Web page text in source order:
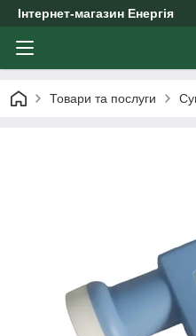
Інтернет-магазин Енергія
Товари та послуги